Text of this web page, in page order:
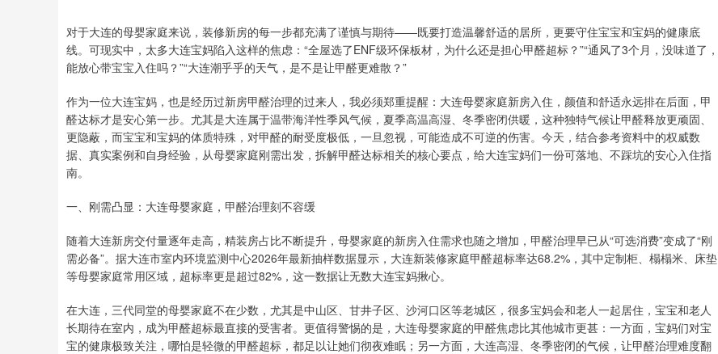
对于大连的母婴家庭来说，装修新房的每一步都充满了谨慎与期待——既要打造温馨舒适的居所，更要守住宝宝和宝妈的健康底
线。可现实中，太多大连宝妈陷入这样的焦虑：“全屋选了ENF级环保板材，为什么还是担心甲醛超标？”“通风了3个月，没味道了，
能放心带宝宝入住吗？”“大连潮乎乎的天气，是不是让甲醛更难散？”
作为一位大连宝妈，也是经历过新房甲醛治理的过来人，我必须郑重提醒：大连母婴家庭新房入住，颜值和舒适永远排在后面，甲
醛达标才是安心第一步。尤其是大连属于温带海洋性季风气候，夏季高温高湿、冬季密闭供暖，这种独特气候让甲醛释放更顽固、
更隐蔽，而宝宝和宝妈的体质特殊，对甲醛的耐受度极低，一旦忽视，可能造成不可逆的伤害。今天，结合参考资料中的权威数
据、真实案例和自身经验，从母婴家庭刚需出发，拆解甲醛达标相关的核心要点，给大连宝妈们一份可落地、不踩坑的安心入住指
南。
一、刚需凸显：大连母婴家庭，甲醛治理刻不容缓
随着大连新房交付量逐年走高，精装房占比不断提升，母婴家庭的新房入住需求也随之增加，甲醛治理早已从“可选消费”变成了“刚
需必备”。据大连市室内环境监测中心2026年最新抽样数据显示，大连新装修家庭甲醛超标率达68.2%，其中定制柜、榻榻米、床垫
等母婴家庭常用区域，超标率更是超过82%，这一数据让无数大连宝妈揪心。
在大连，三代同堂的母婴家庭不在少数，尤其是中山区、甘井子区、沙河口区等老城区，很多宝妈会和老人一起居住，宝宝和老人
长期待在室内，成为甲醛超标最直接的受害者。更值得警惕的是，大连母婴家庭的甲醛焦虑比其他城市更甚：一方面，宝妈们对宝
宝的健康极致关注，哪怕是轻微的甲醛超标，都足以让她们彻夜难眠；另一方面，大连高湿、冬季密闭的气候，让甲醛治理难度翻